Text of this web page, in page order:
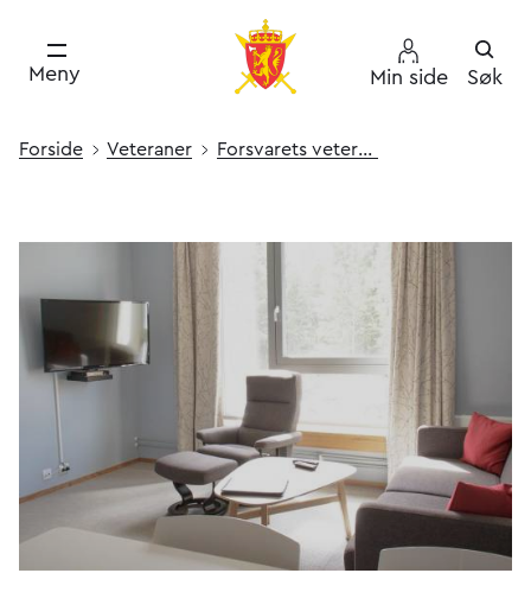
Meny Min side Søk
Forside Veteraner Forsvarets veteransenter